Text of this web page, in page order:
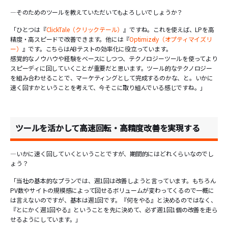
―そのためのツールを教えていただいてもよろしいでしょうか？
「ひとつは『ClickTale（クリックテール） 』ですね。これを使えば、LPを高
精度・高スピードで改善できます。他には『Optimizely（オプティマイズリ
ー） 』です。こちらはABテストの効率化に役立っています。
感覚的なノウハウや経験をベースにしつつ、テクノロジーツールを使ってより
スピーディに回していくことが重要だと思います。ツール的なテクノロジー
を組み合わせることで、マーケティングとして完成するのかな、と。いかに
速く回すかということを考えて、今そこに取り組んでいる感じですね。」
ツールを活かして高速回転・高精度改善を実現する
―いかに速く回していくということですが、期間的にはどれくらいなのでし
ょう？
「当社の基本的なプランでは、週1回は改善しようと言っています。もちろん
PV数やサイトの規模感によって回せるボリュームが変わってくるので一概に
は言えないのですが、基本は週1回です。『何をやる』と決めるのではなく、
『とにかく週1回やる』ということを先に決めて、必ず週1回1個の改善を走ら
せるようにしています。」